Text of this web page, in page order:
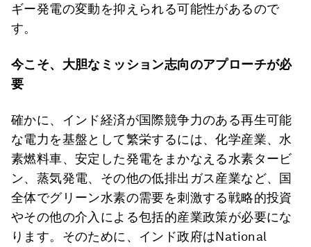
ギー発電の変動を抑えられる可能性があるので
す。
今こそ、大胆なミッション志向のアプローチが必
要
確かに、インド経済が国際競争力のある再生可能
な電力を基盤として繁栄するには、化学産業、水
素燃料車、安定した発電をまかなえる水素タービ
ン、蒸気発電、その他の低排出ガス産業など、国
全体でグリーン水素の需要を刺激する戦略的投資
やその他の介入による包括的産業政策が必要にな
ります。そのために、インド政府はNational